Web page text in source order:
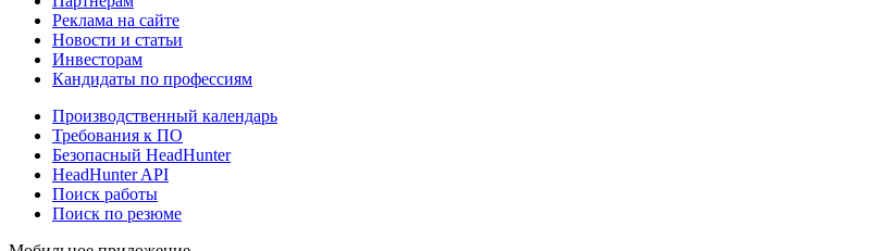
Реклама на сайте
Новости и статьи
Инвесторам
Кандидаты по профессиям
Производственный календарь
Требования к ПО
Безопасный HeadHunter
HeadHunter API
Поиск работы
Поиск по резюме